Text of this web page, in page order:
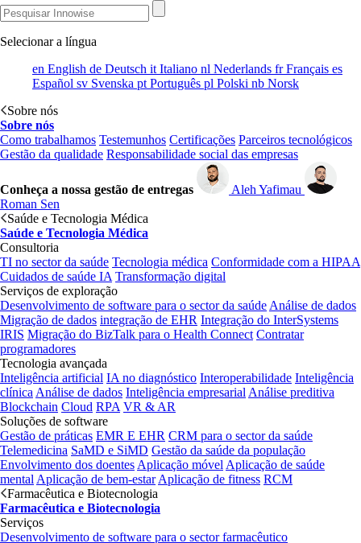
Selecionar a língua
en English de Deutsch it Italiano nl Nederlands frFrançais es
Español sv Svenska pt Português pl Polski nb Norsk
Sobre nós
Sobre nós
Como trabalhamos Testemunhos Certificações Parceiros tecnológicos
Gestão da qualidade Responsabilidade social das empresas
Conheça a nossa gestão de entregas
Aleh Yafimau
Roman Sen
Saúde e Tecnologia Médica
Saúde e Tecnologia Médica
Consultoria
TI no sector da saúde Tecnologia médica Conformidade com a HIPAA
Cuidados de saúde IA Transformação digital
Serviços de exploração
Desenvolvimento de software para o sector da saúde Análise de dados
Migração de dados integração de EHR Integração do InterSystems
IRIS Migração do BizTalk para o Health Connect Contratar
programadores
Tecnologia avançada
Inteligência artificial IA no diagnóstico Interoperabilidade Inteligência
clínica Análise de dados Inteligência empresarial Análise preditiva
Blockchain Cloud RPA VR & AR
Soluções de software
Gestão de práticas EMR E EHR CRM para o sector da saúde
Telemedicina SaMD e SiMD Gestão da saúde da população
Envolvimento dos doentes Aplicação móvel Aplicação de saúde
mental Aplicação de bem-estar Aplicação de fitness RCM
Farmacêutica e Biotecnologia
Farmacêutica e Biotecnologia
Serviços
Desenvolvimento de software para o sector farmacêutico